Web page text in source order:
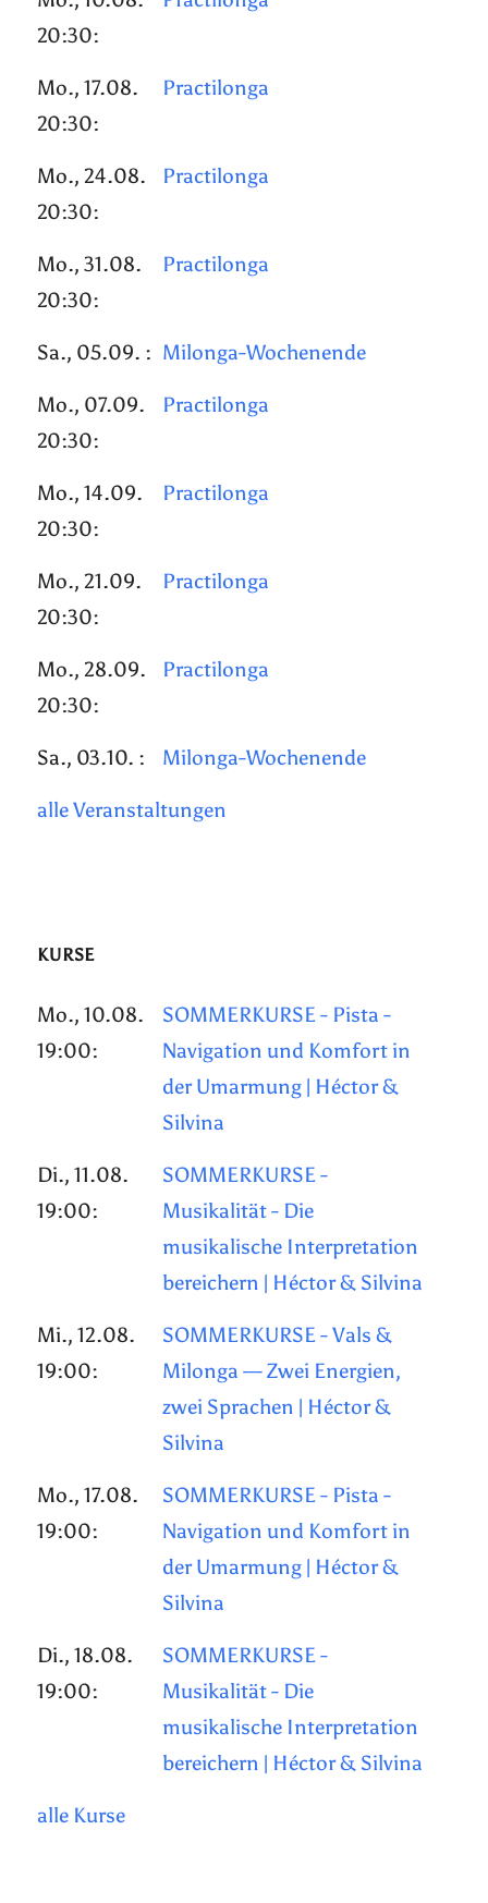
20:30:
Mo., 17.08.
20:30:
Practilonga
Mo., 24.08.
20:30:
Practilonga
Mo., 31.08.
20:30:
Practilonga
Sa., 05.09. : Milonga-Wochenende
Mo., 07.09.
20:30:
Practilonga
Mo., 14.09.
20:30:
Practilonga
Mo., 21.09.
20:30:
Practilonga
Mo., 28.09.
20:30:
Practilonga
Sa., 03.10. : Milonga-Wochenende
alle Veranstaltungen
KURSE
Mo., 10.08.
19:00:
SOMMERKURSE - Pista -
Navigation und Komfort in
der Umarmung | Héctor &
Silvina
Di., 11.08.
19:00:
SOMMERKURSE -
Musikalität - Die
musikalische Interpretation
bereichern | Héctor & Silvina
Mi., 12.08.
19:00:
SOMMERKURSE - Vals &
Milonga — Zwei Energien,
zwei Sprachen | Héctor &
Silvina
Mo., 17.08.
19:00:
SOMMERKURSE - Pista -
Navigation und Komfort in
der Umarmung | Héctor &
Silvina
Di., 18.08.
19:00:
SOMMERKURSE -
Musikalität - Die
musikalische Interpretation
bereichern | Héctor & Silvina
alle Kurse